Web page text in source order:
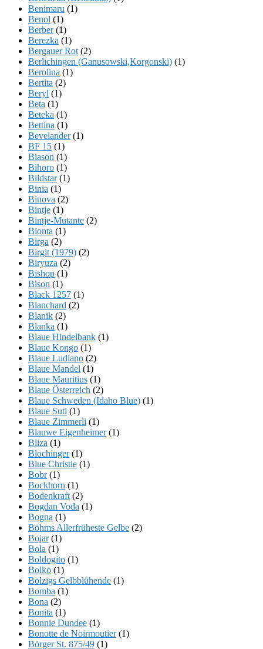
Benimaru (1)
Benol (1)
Berber(1)
Berezka (1)
Bergauer Rot (2)
Berlichingen (Ganusowski,Korgonski) (1)
Berolina (1)
Bertita (2)
Beryl (1)
Beta (1)
Beteka (1)
Bettina (1)
Bevelander(1)
BF 15 (1)
Biason (1)
Bihoro (1)
Bildstar(1)
Binia (1)
Binova (2)
Bintje (1)
Bintje-Mutante (2)
Bionta (1)
Birga (2)
Birgit (1979) (2)
Biryuza (2)
Bishop (1)
Bison (1)
Black 1257 (1)
Blanchard (2)
Blanik (2)
Blanka (1)
Blaue Hindelbank (1)
Blaue Kongo (1)
Blaue Ludiano (2)
Blaue Mandel (1)
Blaue Mauritius (1)
Blaue Österreich (2)
Blaue Schweden (Idaho Blue) (1)
Blaue Suti (1)
Blaue Zimmerli (1)
Blauwe Eigenheimer(1)
Bliza (1)
Blochinger(1)
Blue Christie (1)
Bobr(1)
Bockhorn (1)
Bodenkraft (2)
Bogdan Voda (1)
Bogna (1)
Böhms Allerfrüheste Gelbe (2)
Bojar(1)
Bola (1)
Boldogito (1)
Bolko (1)
Bölzigs Gelbblühende (1)
Bomba (1)
Bona (2)
Bonita (1)
Bonnie Dundee (1)
Bonotte de Noirmoutier(1)
Börger St. 875/49 (1)